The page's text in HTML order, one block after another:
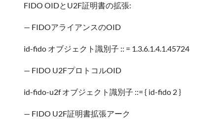
FIDO OIDとU2F証明書の拡張:
— FIDOアライアンスのOID
id-fido オブジェクト識別子 :: = 1.3.6.1.4.1.45724
— FIDO U2FプロトコルOID
id-fido-u2f オブジェクト識別子 ::= { id-fido 2 }
— FIDO U2F証明書拡張アーク